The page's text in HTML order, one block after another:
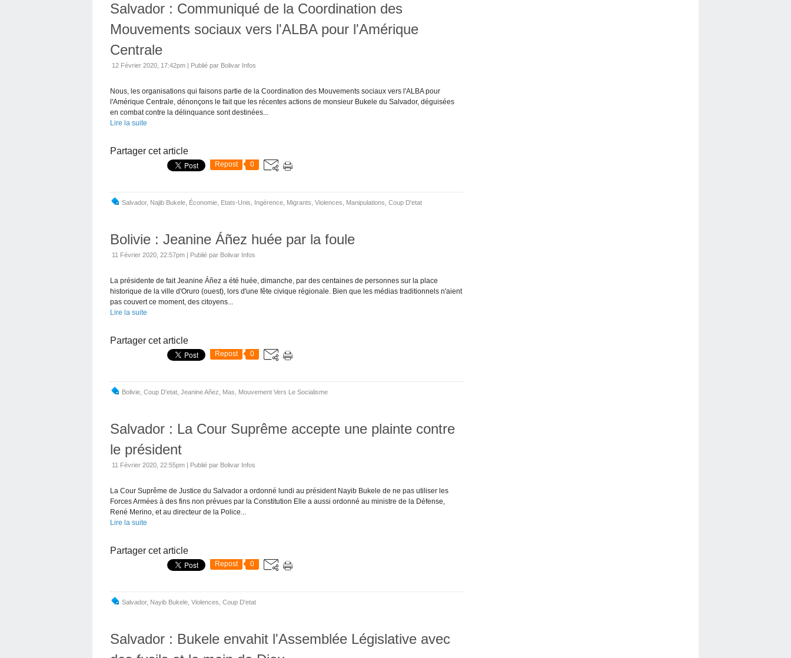
Salvador : Communiqué de la Coordination des
Mouvements sociaux vers l'ALBA pour l'Amérique
Centrale
12 Février 2020, 17:42pm | Publié par Bolivar Infos
Nous, les organisations qui faisons partie de la Coordination des Mouvements sociaux vers l'ALBA pour
l'Amérique Centrale, dénonçons le fait que les récentes actions de monsieur Bukele du Salvador, déguisées
en combat contre la délinquance sont destinées...
Lire la suite
Partager cet article
Repost 0
Salvador, Najib Bukele Économie Etats-Unis Ingérence Migrants Violences Manipulations Coup D'etat
Bolivie : Jeanine Áñez huée par la foule
11 Février 2020, 22:57pm | Publié par Bolivar Infos
La présidente de fait Jeanine Áñez a été huée, dimanche, par des centaines de personnes sur la place
historique de la ville d'Oruro (ouest), lors d'une fête civique régionale. Bien que les médias traditionnels n'aient
pas couvert ce moment, des citoyens...
Lire la suite
Partager cet article
Repost 0
Bolivie Coup D'etat Jeanine Añez Mas Mouvement Vers Le Socialisme
Salvador : La Cour Suprême accepte une plainte contre
le président
11 Février 2020, 22:55pm | Publié par Bolivar Infos
La Cour Suprême de Justice du Salvador a ordonné lundi au président Nayib Bukele de ne pas utiliser les
Forces Armées à des fins non prévues par la Constitution Elle a aussi ordonné au ministre de la Défense,
René Merino, et au directeur de la Police...
Lire la suite
Partager cet article
Repost 0
Salvador, Nayib Bukele Violences Coup D'etat
Salvador : Bukele envahit l'Assemblée Législative avec